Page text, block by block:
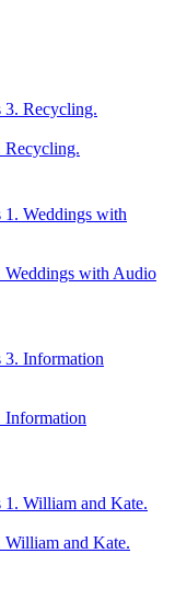
Recycling.
with Audio
Information
and Kate.